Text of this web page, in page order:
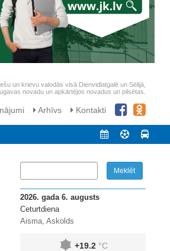
un krievu valodās visā Dienvidlatgalē un Sēlijā,
novadu un apkārtējos novadus un pilsētas.
Arhīvs Kontakti
2026. gada 6. augusts
Ceturtdiena
Aisma, Askolds
+19.2 °C